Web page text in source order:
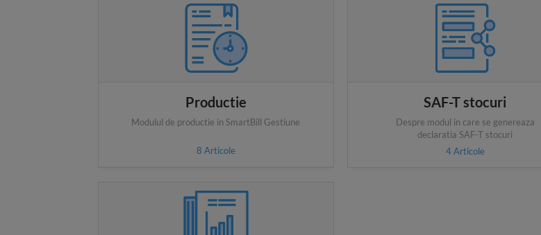
Productie
Modulul de productie in SmartBill Gestiune
8 Articole
SAF-T stocuri
Despre modul in care se genereaza
declaratia SAF-T stocuri
4Articole